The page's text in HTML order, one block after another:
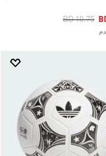
Price
BD 10.75To